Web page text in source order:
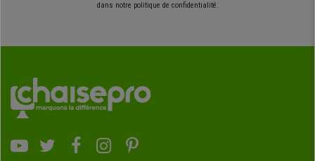
dans notre politique de confidentialité.